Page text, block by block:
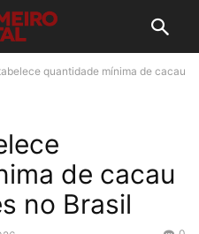
quantidade mínima de cacau
de cacau
no Brasil